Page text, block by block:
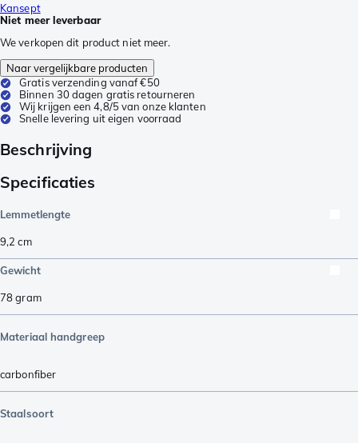
Kansept
Niet meer leverbaar
We verkopen dit product niet meer.
Naar vergelijkbare producten
Gratis verzending vanaf €50
Binnen 30 dagen gratis retourneren
Wij krijgen een 4,8/5 van onze klanten
Snelle levering uit eigen voorraad
Beschrijving
Specificaties
Lemmetlengte
9,2 cm
Gewicht
78gram
Materiaal handgreep
carbonfiber
Staalsoort